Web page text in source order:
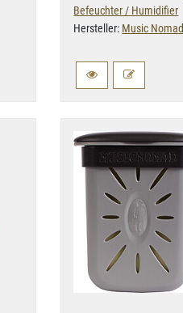
Befeuchter / Humidifier
Hersteller: Music Nomad